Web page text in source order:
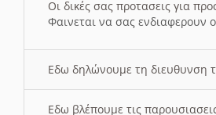
Οι δικές σας προτασεις για
Φαινεται να σας ενδιαφερουν
Εδω δηλώνουμε τη
Εδω βλέπουμε τις